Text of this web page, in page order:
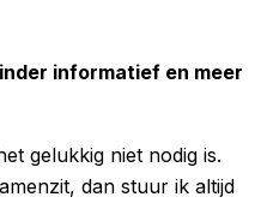
informatief en meer
gelukkig niet nodig is.
dan stuur ik altijd